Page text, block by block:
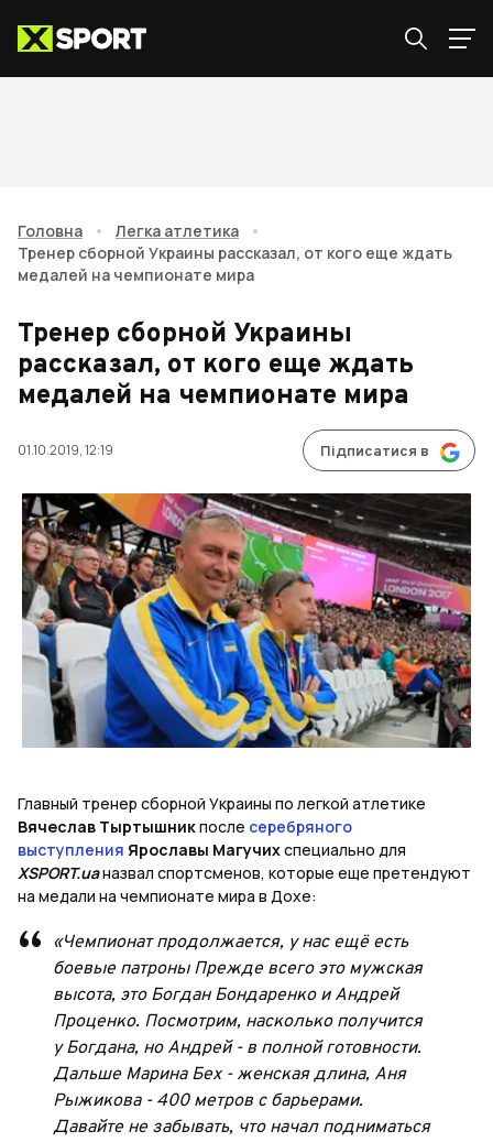
Головна • Легка атлетика
•
Тренер сборной Украины рассказал, от кого еще ждать
медалей на чемпионате мира
Тренер сборной Украины
рассказал, от кого еще ждать
медалей на чемпионате мира
01.10.2019, 12:19 Підписатися в
Главный тренер сборной Украины по легкой атлетике
Вячеслав Тыртышникпосле серебряного
выступления Ярославы Магучихспециально для
XSPORT.uaназвал спортсменов, которые еще претендуют
на медали на чемпионате мира в Дохе:
«Чемпионат продолжается, у нас ещё есть
боевые патроны Прежде всего это мужская
высота, это Богдан Бондаренко и Андрей
Проценко. Посмотрим, насколько получится
у Богдана, но Андрей - в полной готовности.
Дальше Марина Бех - женская длина, Аня
Рыжикова - 400 метров с барьерами.
Давайте не забывать, что начал подниматься